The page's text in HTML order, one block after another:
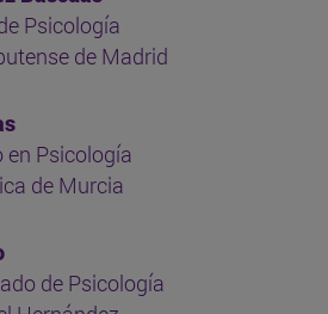
Psicología
de Madrid
en Psicología
de Murcia
de Psicología